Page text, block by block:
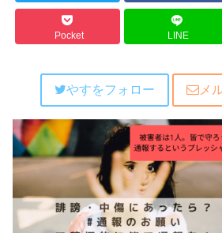
Pocket LINE
やすをフォロー メ